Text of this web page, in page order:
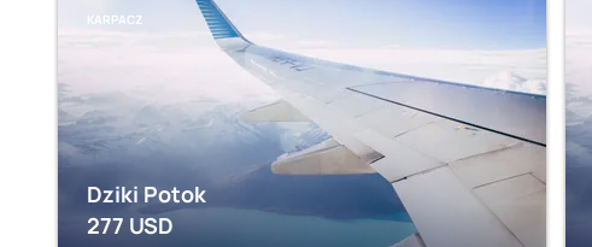
KARPACZ
Dziki Potok
277 USD